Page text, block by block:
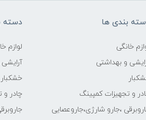
بندی ها
خانگی
و بهداشتی
و تجهیزات کمپینگ
،جارو شارژی،جاروعصایی
دسته
لوازم
خشکبار
چادر و